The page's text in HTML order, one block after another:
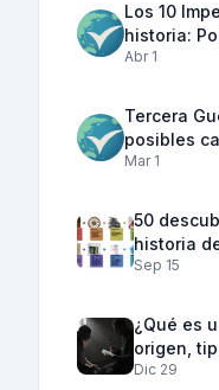
Los 10
historia:
Abr 1
Tercera
posibles
Mar 1
50
historia
Sep 15
¿Qué es
origen,
Dic 29